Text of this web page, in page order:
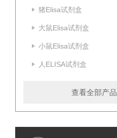
猪Elisa试剂盒
大鼠Elisa试剂盒
小鼠Elisa试剂盒
人ELISA试剂盒
查看全部产品